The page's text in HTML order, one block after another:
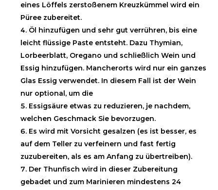
eines Löffels zerstoßenem Kreuzkümmel wird ein
Püree zubereitet.
Öl hinzufügen und sehr gut verrühren, bis eine
leicht flüssige Paste entsteht. Dazu Thymian,
Lorbeerblatt, Oregano und schließlich Wein und
Essig hinzufügen. Mancherorts wird nur ein ganzes
Glas Essig verwendet. In diesem Fall ist der Wein
nur optional, um die
Essigsäure etwas zu reduzieren, je nachdem,
welchen Geschmack Sie bevorzugen.
Es wird mit Vorsicht gesalzen (es ist besser, es
auf dem Teller zu verfeinern und fast fertig
zuzubereiten, als es am Anfang zu übertreiben).
Der Thunfisch wird in dieser Zubereitung
gebadet und zum Marinieren mindestens 24